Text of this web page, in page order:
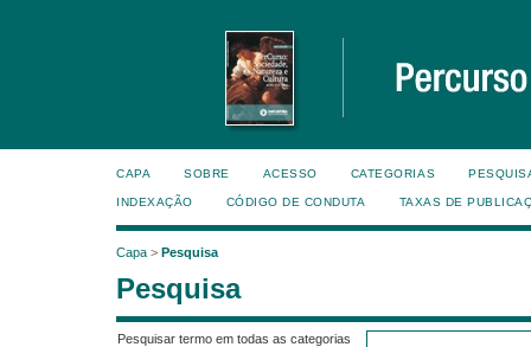
CAPA SOBRE ACESSO CATEGORIAS
INDEXAÇÃO CÓDIGO DE CONDUTA TAXAS DE
Capa > Pesquisa
Pesquisa
Pesquisar termo em todas as categorias